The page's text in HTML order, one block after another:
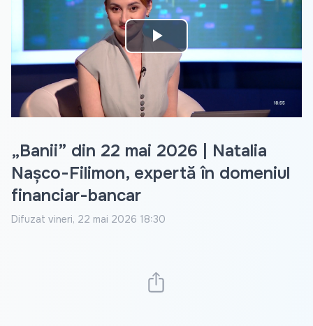
Play
Video
„Banii” din 22 mai 2026 | Natalia
Nașco-Filimon, expertă în domeniul
financiar-bancar
Difuzat vineri, 22 mai 2026 18:30